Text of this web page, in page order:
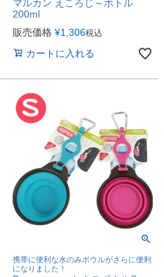
マルカン えころじ～ボトル
200ml
販売価格 ¥1,306税込
カートに入れる
携帯に便利な水のみボウルがさらに便利
になりました！